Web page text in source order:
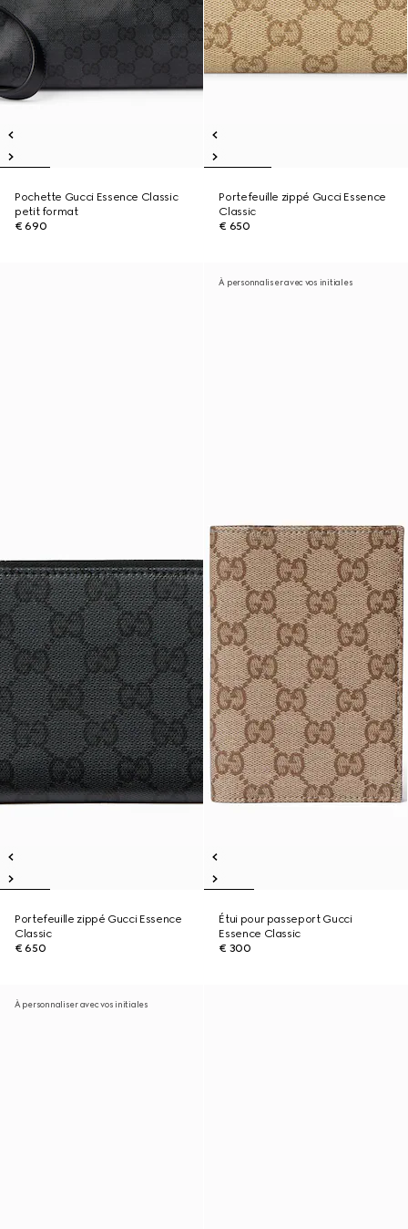
Pochette Gucci Essence Classic
petit format
€ 690
Portefeuille zippé Gucci Essence
Classic
€ 650
Portefeuille zippé Gucci Essence
Classic
€ 650
À personnaliser avec vos initiales
Étui pour passeport Gucci
Essence Classic
€ 300
À personnaliser avec vos initiales